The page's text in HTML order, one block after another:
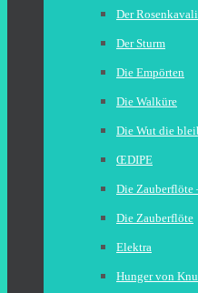
Der
Der Sturm
Die Empörten
Die Walküre
Die Wut die
ŒDIPE
Die Zauberflöte
Die Zauberflöte
Elektra
Hunger von